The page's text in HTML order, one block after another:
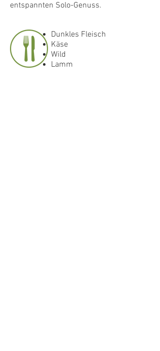
entspannten Solo-Genuss.
Dunkles Fleisch
Käse
Wild
Lamm